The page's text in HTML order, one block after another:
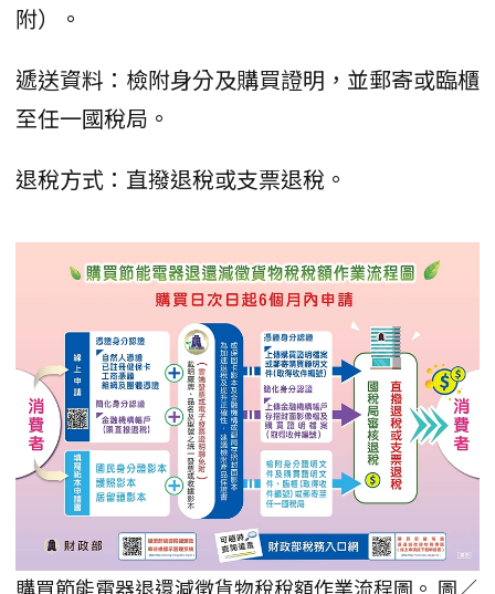
附）。
遞送資料：檢附身分及購買證明，並郵寄或臨櫃
至任一國稅局。
退稅方式：直撥退稅或支票退稅。
購買節能電器退還減徵貨物稅稅額作業流程圖。 圖／